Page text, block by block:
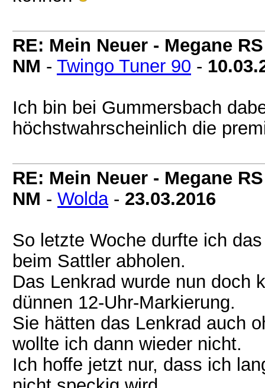
RE: Mein Neuer - Megane
NM - Twingo Tuner 90 -
Ich bin bei Gummersbach
höchstwahrscheinlich die
RE: Mein Neuer - Megane
NM - Wolda- 23.03.2016
So letzte Woche durfte ich
beim Sattler abholen.
Das Lenkrad wurde nun doch
dünnen 12-Uhr-Markierung.
Sie hätten das Lenkrad auch
wollte ich dann wieder nicht.
Ich hoffe jetzt nur, dass ich